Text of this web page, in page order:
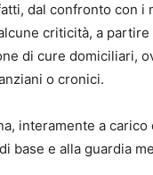
dal confronto con
criticità, a
di cure domiciliari,
o cronici.
interamente a
base e alla guardia